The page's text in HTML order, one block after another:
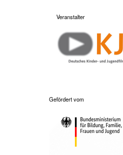
Veranstalter
Gefördert vom